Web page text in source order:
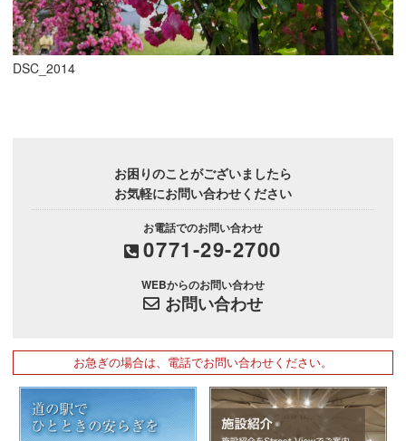
DSC_2014
お困りのことがございましたら
お気軽にお問い合わせください
お電話でのお問い合わせ
0771-29-2700
WEBからのお問い合わせ
お問い合わせ
お急ぎの場合は、電話でお問い合わせください。